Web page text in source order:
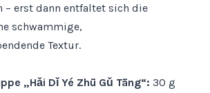
– erst dann entfaltet sich die
schwammige,
Textur.
„Hǎi Dǐ Yé Zhū Gǔ Tāng“: 30 g